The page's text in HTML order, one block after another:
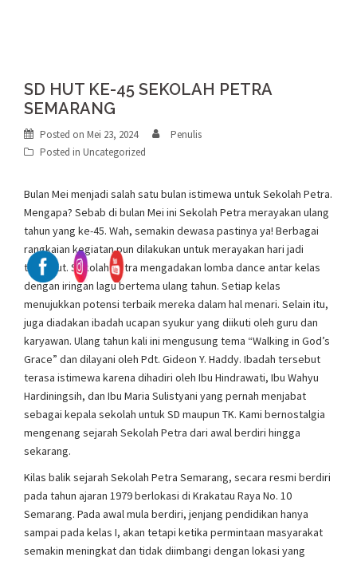
SD HUT KE-45 SEKOLAH PETRA
SEMARANG
Posted on Mei 23, 2024
Penulis
Posted in Uncategorized
Bulan Mei menjadi salah satu bulan istimewa untuk Sekolah Petra.
Mengapa? Sebab di bulan Mei ini Sekolah Petra merayakan ulang
tahun yang ke-45. Wah, semakin dewasa pastinya ya! Berbagai
rangkaian kegiatan pun dilakukan untuk merayakan hari jadi
tersebut. Sekolah Petra mengadakan lomba dance antar kelas
dengan iringan lagu bertema ulang tahun. Setiap kelas
menujukkan potensi terbaik mereka dalam hal menari. Selain itu,
juga diadakan ibadah ucapan syukur yang diikuti oleh guru dan
karyawan. Ulang tahun kali ini mengusung tema “Walking in God’s
Grace” dan dilayani oleh Pdt. Gideon Y. Haddy. Ibadah tersebut
terasa istimewa karena dihadiri oleh Ibu Hindrawati, Ibu Wahyu
Hardiningsih, dan Ibu Maria Sulistyani yang pernah menjabat
sebagai kepala sekolah untuk SD maupun TK. Kami bernostalgia
mengenang sejarah Sekolah Petra dari awal berdiri hingga
sekarang.
Kilas balik sejarah Sekolah Petra Semarang, secara resmi berdiri
pada tahun ajaran 1979 berlokasi di Krakatau Raya No. 10
Semarang. Pada awal mula berdiri, jenjang pendidikan hanya
sampai pada kelas I, akan tetapi ketika permintaan masyarakat
semakin meningkat dan tidak diimbangi dengan lokasi yang